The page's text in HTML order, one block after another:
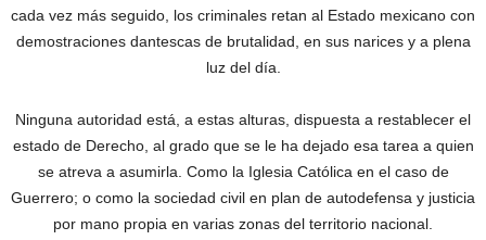
cada vez más seguido, los criminales retan al Estado mexicano con
demostraciones dantescas de brutalidad, en sus narices y a plena
luz del día.
Ninguna autoridad está, a estas alturas, dispuesta a restablecer el
estado de Derecho, al grado que se le ha dejado esa tarea a quien
se atreva a asumirla. Como la Iglesia Católica en el caso de
Guerrero; o como la sociedad civil en plan de autodefensa y justicia
por mano propia en varias zonas del territorio nacional.